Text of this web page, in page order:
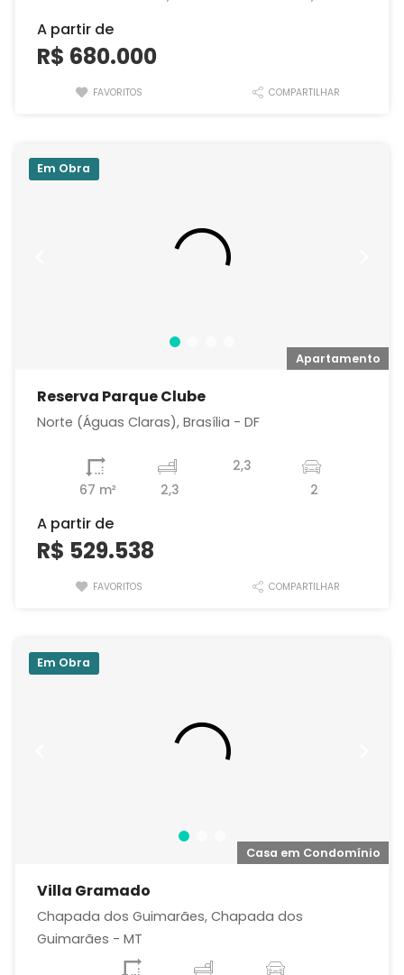
A partir de
R$ 680.000
FAVORITOS COMPARTILHAR
Apartamento
Em Obra
Reserva Parque Clube
Norte (Águas Claras), Brasília - DF
67 m² 2,3
2,3
2
A partir de
R$ 529.538
FAVORITOS COMPARTILHAR
Casa em Condomínio
Em Obra
Villa Gramado
Chapada dos Guimarães, Chapada dos
Guimarães - MT